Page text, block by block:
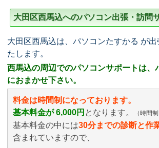
大田区西馬込へのパソコン出張・訪問
大田区西馬込は、パソコンたすかる が
たします。
西馬込の周辺でのパソコンサポートは、
におまかせ下さい。
料金は時間制になっております。
基本料金が 6,000円 となります。 （時間
基本料金の中には30分までの診断と作
含まれていますので、